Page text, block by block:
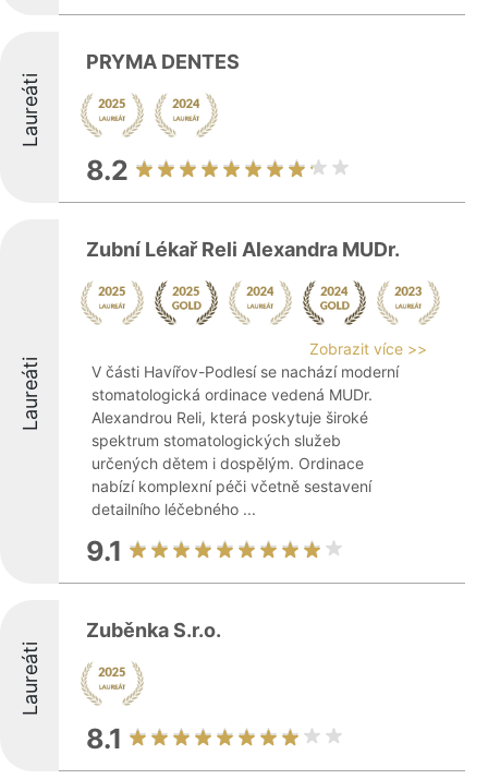
Laureáti
PRYMA DENTES
8.2
Laureáti
Zubní Lékař Reli Alexandra MUDr.
Zobrazit více >>
V části Havířov-Podlesí se nachází moderní
stomatologická ordinace vedená MUDr.
Alexandrou Reli, která poskytuje široké
spektrum stomatologických služeb
určených dětem i dospělým. Ordinace
nabízí komplexní péči včetně sestavení
detailního léčebného ...
9.1
Laureáti
Zuběnka S.r.o.
8.1